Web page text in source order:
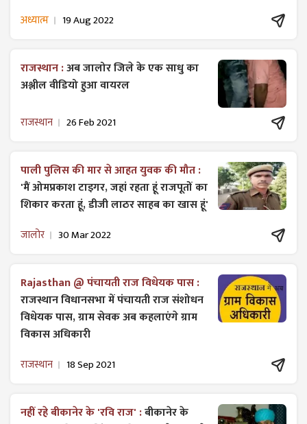
अध्यात्म 19 Aug 2022
राजस्थान :अब जालोर जिले के एक साधु का
अश्लील वीडियो हुआ वायरल
राजस्थान 26 Feb 2021
पाली पुलिस की मार से आहत युवक की मौत :
'मैं ओमप्रकाश टाइगर, जहां रहता हूं राजपूतों का
शिकार करता हूं, डीजी लाठर साहब का खास हूं'
जालोर 30 Mar 2022
Rajasthan @ पंचायती राज विधेयक पास :
राजस्थान विधानसभा में पंचायती राज ​संशोधन
विधेयक पास, ग्राम सेवक अब कहलाएंगे ग्राम
विकास अधिकारी
राजस्थान 18 Sep 2021
नहीं रहे बीकानेर के 'रवि राज' :बीकानेर के